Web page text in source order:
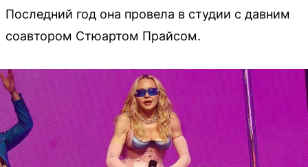
Последний год она провела в студии с давним
соавтором Стюартом Прайсом.